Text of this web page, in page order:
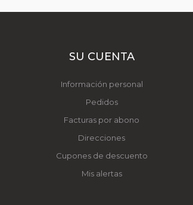
SU CUENTA
Información personal
Pedidos
Facturas por abono
Direcciones
Cupones de descuento
Mis alertas